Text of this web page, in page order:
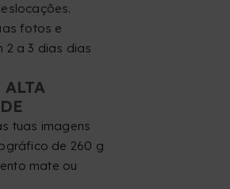
fotos e
2 a 3 dias dias
ALTA
tuas imagens
de 260 g
mate ou